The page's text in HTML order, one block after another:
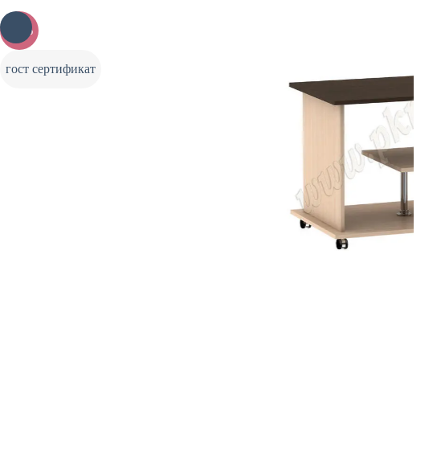
-20%
гост сертификат